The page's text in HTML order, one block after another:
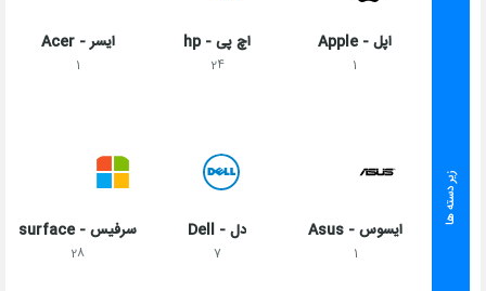
اپل - Apple
1
اچ پی - hp
24
ایسر - Acer
1
ایسوس - Asus
1
دل - Dell
7
سرفیس - surface
28